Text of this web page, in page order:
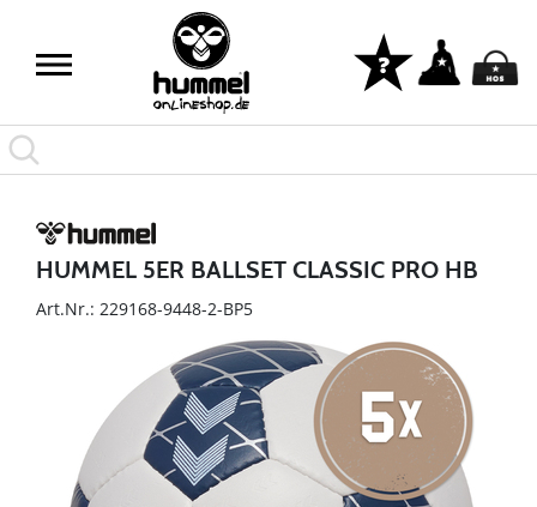
HUMMEL 5ER BALLSET CLASSIC PRO HB
Art.Nr.: 229168-9448-2-BP5